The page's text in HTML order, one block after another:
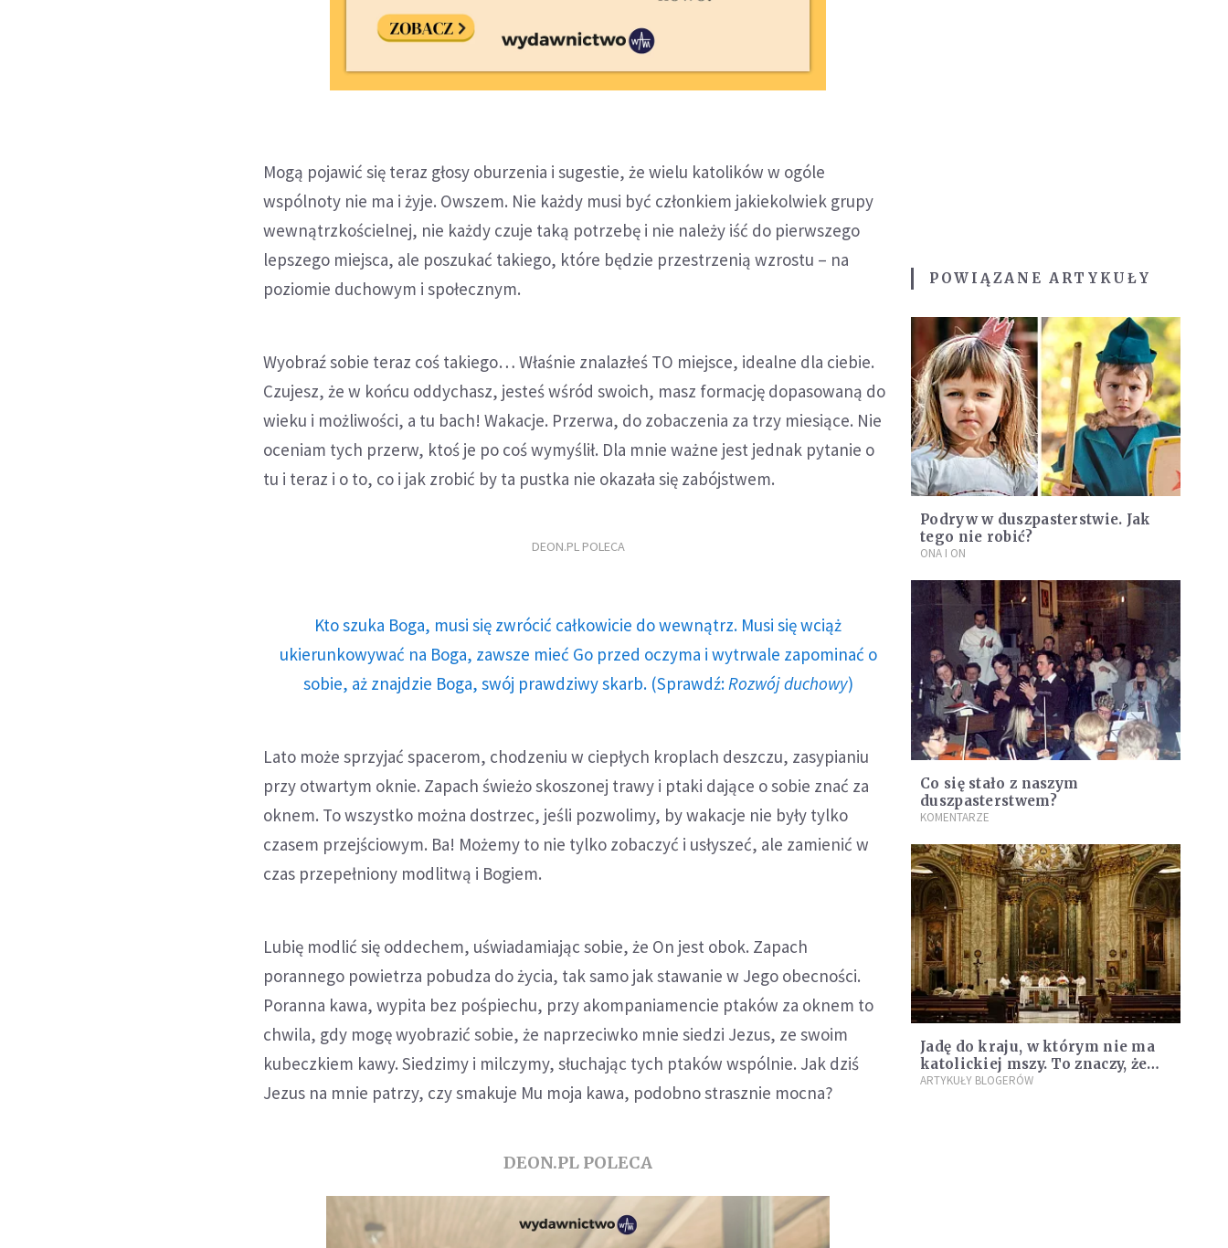
Mogą pojawić się teraz głosy oburzenia i sugestie, że wielu katolików w ogóle
wspólnoty nie ma i żyje. Owszem. Nie każdy musi być członkiem jakiekolwiek grupy
wewnątrzkościelnej, nie każdy czuje taką potrzebę i nie należy iść do pierwszego
lepszego miejsca, ale poszukać takiego, które będzie przestrzenią wzrostu – na
poziomie duchowym i społecznym.
Wyobraź sobie teraz coś takiego… Właśnie znalazłeś TO miejsce, idealne dla ciebie.
Czujesz, że w końcu oddychasz, jesteś wśród swoich, masz formację dopasowaną do
wieku i możliwości, a tu bach! Wakacje. Przerwa, do zobaczenia za trzy miesiące. Nie
oceniam tych przerw, ktoś je po coś wymyślił. Dla mnie ważne jest jednak pytanie o
tu i teraz i o to, co i jak zrobić by ta pustka nie okazała się zabójstwem.
DEON.PL POLECA
Kto szuka Boga, musi się zwrócić całkowicie do wewnątrz. Musi się wciąż
ukierunkowywać na Boga, zawsze mieć Go przed oczyma i wytrwale zapominać o
sobie, aż znajdzie Boga, swój prawdziwy skarb. (Sprawdź: Rozwój duchowy)
Lato może sprzyjać spacerom, chodzeniu w ciepłych kroplach deszczu, zasypianiu
przy otwartym oknie. Zapach świeżo skoszonej trawy i ptaki dające o sobie znać za
oknem. To wszystko można dostrzec, jeśli pozwolimy, by wakacje nie były tylko
czasem przejściowym. Ba! Możemy to nie tylko zobaczyć i usłyszeć, ale zamienić w
czas przepełniony modlitwą i Bogiem.
Lubię modlić się oddechem, uświadamiając sobie, że On jest obok. Zapach
porannego powietrza pobudza do życia, tak samo jak stawanie w Jego obecności.
Poranna kawa, wypita bez pośpiechu, przy akompaniamencie ptaków za oknem to
chwila, gdy mogę wyobrazić sobie, że naprzeciwko mnie siedzi Jezus, ze swoim
kubeczkiem kawy. Siedzimy i milczymy, słuchając tych ptaków wspólnie. Jak dziś
Jezus na mnie patrzy, czy smakuje Mu moja kawa, podobno strasznie mocna?
DEON.PL POLECA
POWIĄZANE ARTYKUŁY
Podryw w duszpasterstwie. Jak
tego nie robić?
ONA I ON
Co się stało z naszym
duszpasterstwem?
KOMENTARZE
Jadę do kraju, w którym nie ma
katolickiej mszy. To znaczy, że
nie muszę iść w niedzielę do
ARTYKUŁY BLOGERÓW